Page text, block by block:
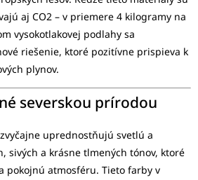
aj CO2 – v priemere 4 kilogramy na
vysokotlakovej podlahy sa
riešenie, ktoré pozitívne prispieva k
plynov.
severskou prírodou
uprednostňujú svetlú a
sivých a krásne tlmených tónov, ktoré
pokojnú atmosféru. Tieto farby v